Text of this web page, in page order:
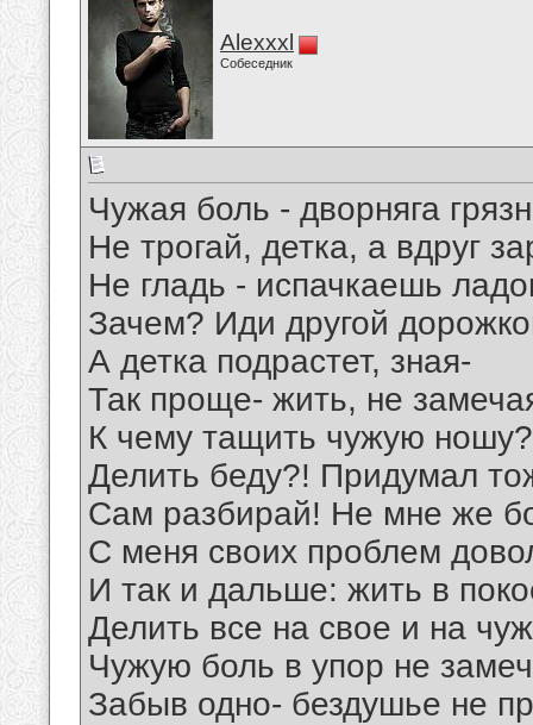
Alexxxl
Собеседник
Чужая боль - дворняга
Не трогай, детка, а вдруг
Не гладь - испачкаешь
Зачем? Иди другой
А детка подрастет, зная-
Так проще- жить, не
К чему тащить чужую ношу?
Делить беду?! Придумал
Сам разбирай! Не мне же
С меня своих проблем
И так и дальше: жить в
Делить все на свое и на
Чужую боль в упор не
Забыв одно- бездушье не